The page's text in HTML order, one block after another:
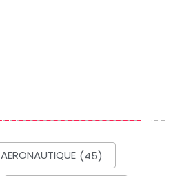
AERONAUTIQUE (45)